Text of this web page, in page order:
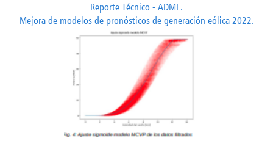
Reporte Técnico - ADME.
Mejora de modelos de pronósticos de generación eólica 2022.